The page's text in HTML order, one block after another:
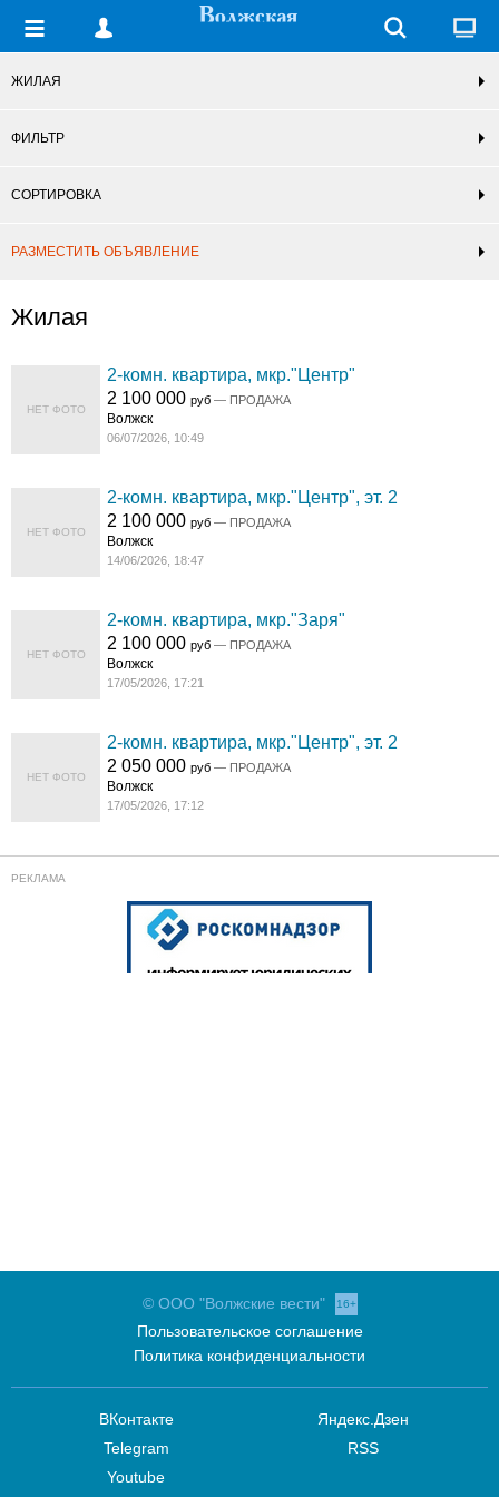
ЖИЛАЯ
ФИЛЬТР
СОРТИРОВКА
РАЗМЕСТИТЬ ОБЪЯВЛЕНИЕ
Жилая
НЕТ ФОТО
2-комн. квартира, мкр."Центр"
2 100 000руб — ПРОДАЖА
Волжск
06/07/2026, 10:49
НЕТ ФОТО
2-комн. квартира, мкр."Центр", эт. 2
2 100 000руб — ПРОДАЖА
Волжск
14/06/2026, 18:47
НЕТ ФОТО
2-комн. квартира, мкр."Заря"
2 100 000руб — ПРОДАЖА
Волжск
17/05/2026, 17:21
НЕТ ФОТО
2-комн. квартира, мкр."Центр", эт. 2
2 050 000руб — ПРОДАЖА
Волжск
17/05/2026, 17:12
© ООО "Волжские вести" 16+
Пользовательское соглашение
Политика конфиденциальности
ВКонтакте
Telegram
Youtube
Яндекс.Дзен
RSS